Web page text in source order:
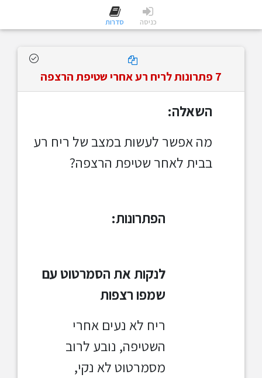
כניסה סדרות
7 פתרונות לריח רע אחרי שטיפת הרצפה
השאלה:
מה אפשר לעשות במצב של ריח רע
בבית לאחר שטיפת הרצפה?
הפתרונות:
לנקות את הסמרטוט עם
שמפו רצפות
ריח לא נעים אחרי
השטיפה, נובע לרוב
מסמרטוט לא נקי,